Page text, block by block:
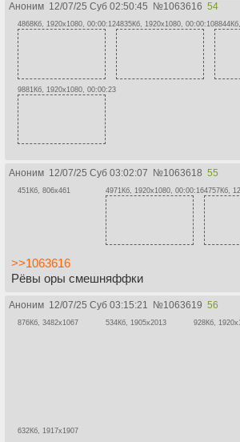
Аноним 12/07/25 Суб 02:50:45 №1063616 54
4868Кб, 1920x1080, 00:00:124835Кб, 1920x1080, 00:00:10
9881Кб, 1920x1080, 00:00:23
Аноним 12/07/25 Суб 03:02:07 №1063618 55
451Кб, 806x461 4971Кб, 1920x1080, 00:00:164757Кб,
>>1063616
Рёвы оры смешняффки
Аноним 12/07/25 Суб 03:15:21 №1063619 56
876Кб, 3482x1067 534Кб, 1905x2013 928Кб,
632Кб, 1917x1907